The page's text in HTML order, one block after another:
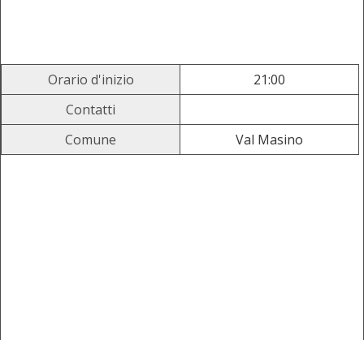
Orario d'inizio
21:00
Contatti
Comune
Val Masino